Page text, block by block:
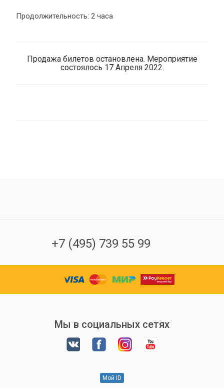
Продолжительность: 2 часа
Продажа билетов остановлена. Мероприятие
состоялось 17 Апреля 2022.
+7 (495) 739 55 99
Мы в социальных сетях
Мой ID